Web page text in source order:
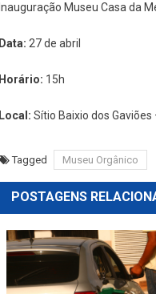
Inauguração Museu Casa da
Data: 27 de abril
Horário: 15h
Local: Sítio Baixio dos Gaviões
Tagged Museu Orgânico
POSTAGENS